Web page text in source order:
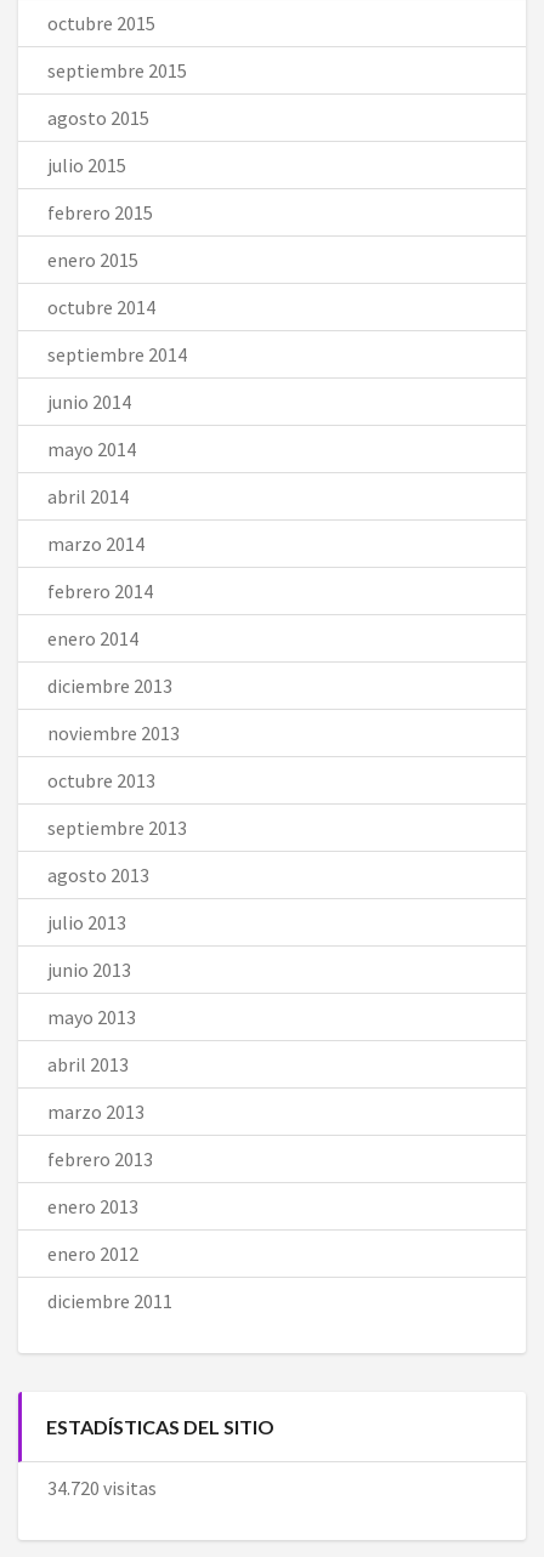
octubre 2015
septiembre 2015
agosto 2015
julio 2015
febrero 2015
enero 2015
octubre 2014
septiembre 2014
junio 2014
mayo 2014
abril 2014
marzo 2014
febrero 2014
enero 2014
diciembre 2013
noviembre 2013
octubre 2013
septiembre 2013
agosto 2013
julio 2013
junio 2013
mayo 2013
abril 2013
marzo 2013
febrero 2013
enero 2013
enero 2012
diciembre 2011
ESTADÍSTICAS DEL SITIO
34.720 visitas